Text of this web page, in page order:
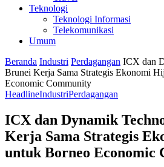
Teknologi
Teknologi Informasi
Telekomunikasi
Umum
Beranda Industri Perdagangan ICX dan
Brunei Kerja Sama Strategis Ekonomi
Economic Community
HeadlineIndustriPerdagangan
ICX dan Dynamik
Kerja Sama Strategis
untuk Borneo Economic